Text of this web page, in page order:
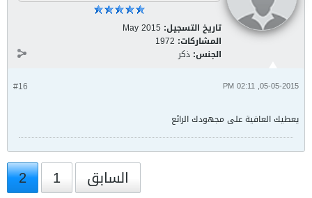
تاريخ التسجيل: May 2015
المشاركات: 1972
الجنس: ذكر
#16 05-05-2015, 02:11 PM
يعطيك العافية على مجهودك الرائع
السابق 1
2